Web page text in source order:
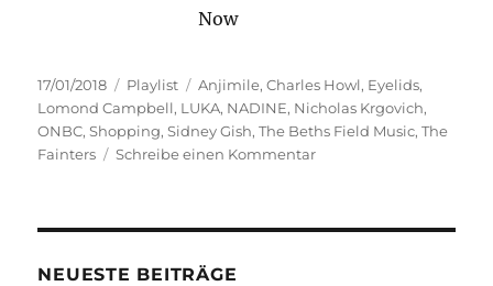
Now
Veröffentlicht
am
17/01/2018 Kategorien
Playlist Schlagwörter
Anjimile,Charles Howl, Eyelids,
Lomond Campbell, LUKA, NADINE, Nicholas Krgovich,
ONBC,Shopping,Sidney Gish,The Beths Field Music,The
Fainters
Schreibe einen Kommentarzu
NEUESTE BEITRÄGE